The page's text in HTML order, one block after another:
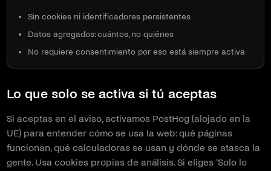
Sin cookies ni identificadores persistentes
Datos agregados: cuántos, no quiénes
No requiere consentimiento por eso está siempre activa
Lo que solo se activa si tú aceptas
Si aceptas en el aviso, activamos PostHog (alojado en la
UE) para entender cómo se usa la web: qué páginas
funcionan, qué calculadoras se usan y dónde se atasca la
gente. Usa cookies propias de análisis. Si eliges 'Solo lo